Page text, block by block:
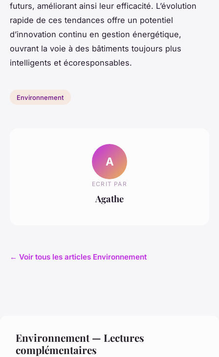
futurs, améliorant ainsi leur efficacité. L’évolution
rapide de ces tendances offre un potentiel
d’innovation continu en gestion énergétique,
ouvrant la voie à des bâtiments toujours plus
intelligents et écoresponsables.
Environnement
A
ECRIT PAR
Agathe
← Voir tous les articles Environnement
Environnement — Lectures
complémentaires